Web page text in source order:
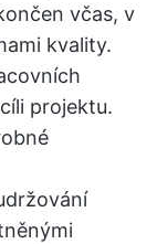
včas, v
kvality.
projektu.